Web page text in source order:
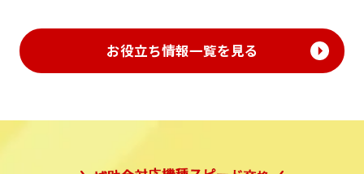
お役立ち情報一覧を見る